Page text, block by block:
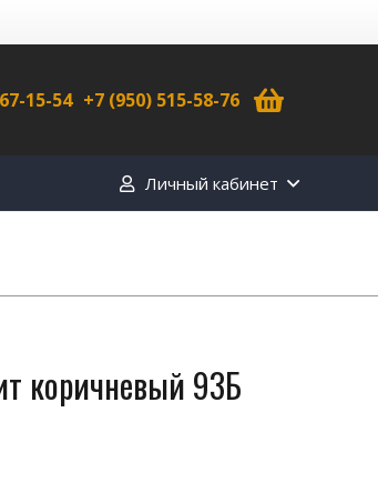
15-54 +7 (950) 515-58-76
Личный кабинет
коричневый 93Б